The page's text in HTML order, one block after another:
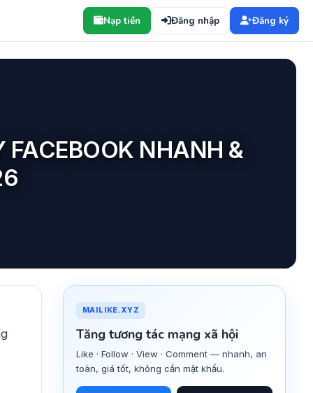
Nạp tiền Đăng nhập Đăng ký
FACEBOOK NHANH &
MAILIKE.XYZ
Tăng tương tác mạng xã hội
Like · Follow · View · Comment — nhanh, an
toàn, giá tốt, không cần mật khẩu.